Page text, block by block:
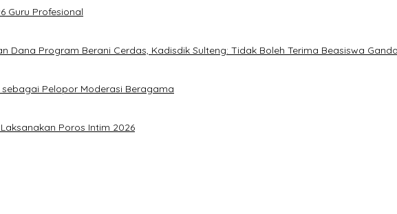
Guru Profesional
Dana Program Berani Cerdas, Kadisdik Sulteng: Tidak Boleh Terima Beasiswa Ganda
Pelopor Moderasi Beragama
Poros Intim 2026